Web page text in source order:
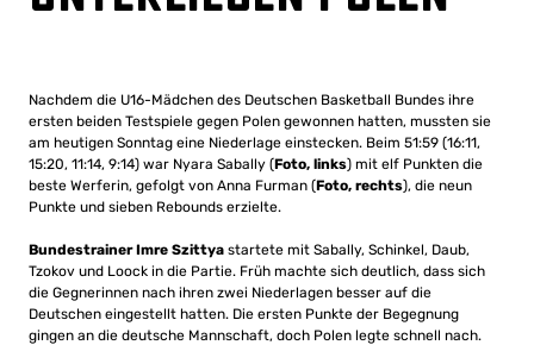
Nachdem die U16-Mädchen des Deutschen Basketball Bundes ihre
ersten beiden Testspiele gegen Polen gewonnen hatten, mussten sie
am heutigen Sonntag eine Niederlage einstecken. Beim 51:59 (16:11,
15:20, 11:14, 9:14) war Nyara Sabally (Foto, links) mit elf Punkten die
beste Werferin, gefolgt von Anna Furman (Foto, rechts), die neun
Punkte und sieben Rebounds erzielte.
Bundestrainer Imre Szittya startete mit Sabally, Schinkel, Daub,
Tzokov und Loock in die Partie. Früh machte sich deutlich, dass sich
die Gegnerinnen nach ihren zwei Niederlagen besser auf die
Deutschen eingestellt hatten. Die ersten Punkte der Begegnung
gingen an die deutsche Mannschaft, doch Polen legte schnell nach.